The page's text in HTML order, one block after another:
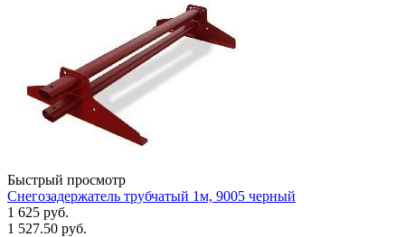
Быстрый просмотр
Снегозадержатель трубчатый 1м, 9005 черный
1 625 руб.
1 527.50 руб.